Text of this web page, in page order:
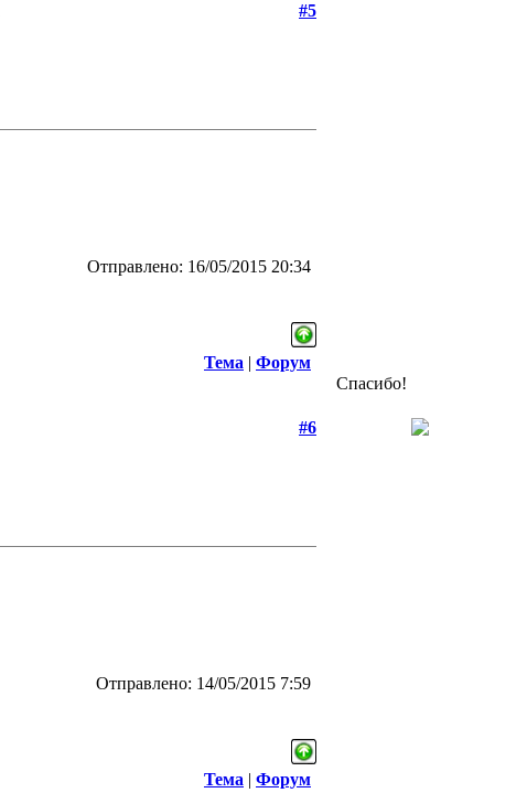
#5
Отправлено: 16/05/2015 20:34
Тема | Форум
#6
Отправлено: 14/05/2015 7:59
Тема | Форум
Спасибо!